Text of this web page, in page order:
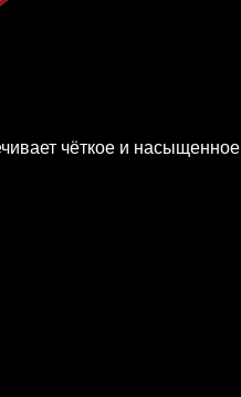
чёткое и насыщенное